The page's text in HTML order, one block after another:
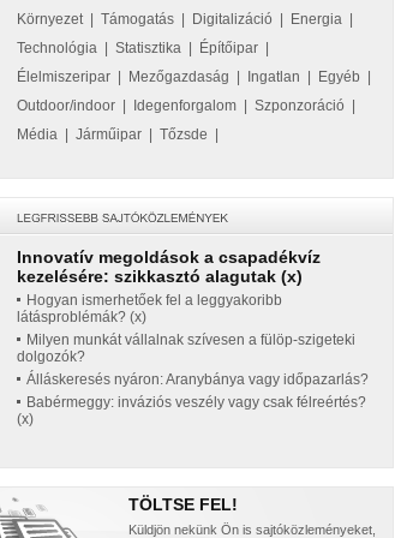
Környezet| Támogatás Digitalizáció Energia
Technológia
Statisztika Építőipar
Élelmiszeripar
Mezőgazdaság Ingatlan Egyéb
Outdoor/indoor
Idegenforgalom Szponzoráció
Média
Járműipar Tőzsde
Innovatív megoldások a csapadékvíz
kezelésére: szikkasztó alagutak (x)
Hogyan ismerhetőek fel a leggyakoribb
látásproblémák? (x)
Milyen munkát vállalnak szívesen a fülöp-szigeteki
dolgozók?
Álláskeresés nyáron: Aranybánya vagy időpazarlás?
Babérmeggy: inváziós veszély vagy csak félreértés?
(x)
TÖLTSE FEL!
Küldjön nekünk Ön is sajtóközleményeket,